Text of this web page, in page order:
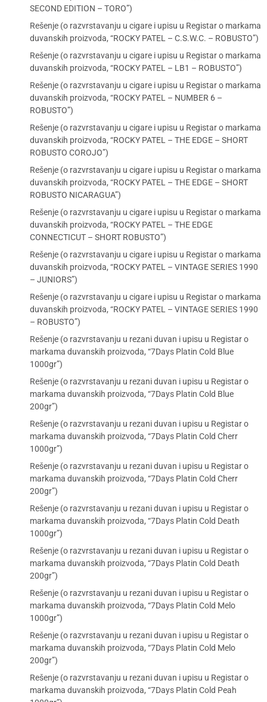
SECOND EDITION – TORO”)
Rešenje (o razvrstavanju u cigare i upisu u Registar o markama
duvanskih proizvoda, “ROCKY PATEL – C.S.W.C. – ROBUSTO”)
Rešenje (o razvrstavanju u cigare i upisu u Registar o markama
duvanskih proizvoda, “ROCKY PATEL – LB1 – ROBUSTO”)
Rešenje (o razvrstavanju u cigare i upisu u Registar o markama
duvanskih proizvoda, “ROCKY PATEL – NUMBER 6 –
ROBUSTO”)
Rešenje (o razvrstavanju u cigare i upisu u Registar o markama
duvanskih proizvoda, “ROCKY PATEL – THE EDGE – SHORT
ROBUSTO COROJO”)
Rešenje (o razvrstavanju u cigare i upisu u Registar o markama
duvanskih proizvoda, “ROCKY PATEL – THE EDGE – SHORT
ROBUSTO NICARAGUA”)
Rešenje (o razvrstavanju u cigare i upisu u Registar o markama
duvanskih proizvoda, “ROCKY PATEL – THE EDGE
CONNECTICUT – SHORT ROBUSTO”)
Rešenje (o razvrstavanju u cigare i upisu u Registar o markama
duvanskih proizvoda, “ROCKY PATEL – VINTAGE SERIES 1990
– JUNIORS”)
Rešenje (o razvrstavanju u cigare i upisu u Registar o markama
duvanskih proizvoda, “ROCKY PATEL – VINTAGE SERIES 1990
– ROBUSTO”)
Rešenje (o razvrstavanju u rezani duvan i upisu u Registar o
markama duvanskih proizvoda, “7Days Platin Cold Blue
1000gr”)
Rešenje (o razvrstavanju u rezani duvan i upisu u Registar o
markama duvanskih proizvoda, “7Days Platin Cold Blue
200gr”)
Rešenje (o razvrstavanju u rezani duvan i upisu u Registar o
markama duvanskih proizvoda, “7Days Platin Cold Cherr
1000gr”)
Rešenje (o razvrstavanju u rezani duvan i upisu u Registar o
markama duvanskih proizvoda, “7Days Platin Cold Cherr
200gr”)
Rešenje (o razvrstavanju u rezani duvan i upisu u Registar o
markama duvanskih proizvoda, “7Days Platin Cold Death
1000gr”)
Rešenje (o razvrstavanju u rezani duvan i upisu u Registar o
markama duvanskih proizvoda, “7Days Platin Cold Death
200gr”)
Rešenje (o razvrstavanju u rezani duvan i upisu u Registar o
markama duvanskih proizvoda, “7Days Platin Cold Melo
1000gr”)
Rešenje (o razvrstavanju u rezani duvan i upisu u Registar o
markama duvanskih proizvoda, “7Days Platin Cold Melo
200gr”)
Rešenje (o razvrstavanju u rezani duvan i upisu u Registar o
markama duvanskih proizvoda, “7Days Platin Cold Peah